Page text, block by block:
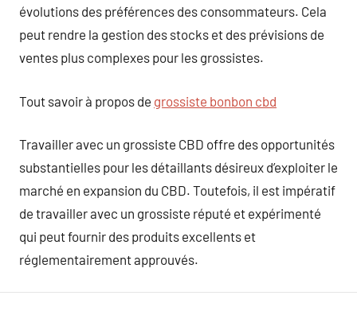
évolutions des préférences des consommateurs. Cela
peut rendre la gestion des stocks et des prévisions de
ventes plus complexes pour les grossistes.
Tout savoir à propos de grossiste bonbon cbd
Travailler avec un grossiste CBD offre des opportunités
substantielles pour les détaillants désireux d’exploiter le
marché en expansion du CBD. Toutefois, il est impératif
de travailler avec un grossiste réputé et expérimenté
qui peut fournir des produits excellents et
réglementairement approuvés.